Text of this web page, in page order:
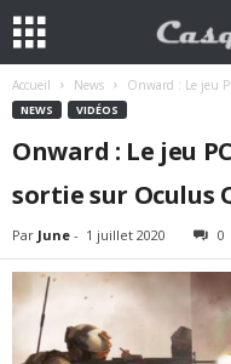
Accueil News Onward : Le jeu
NEWS VIDÉOS
Onward : Le jeu
sortie sur Oculus
Par June - 1 juillet 2020 0